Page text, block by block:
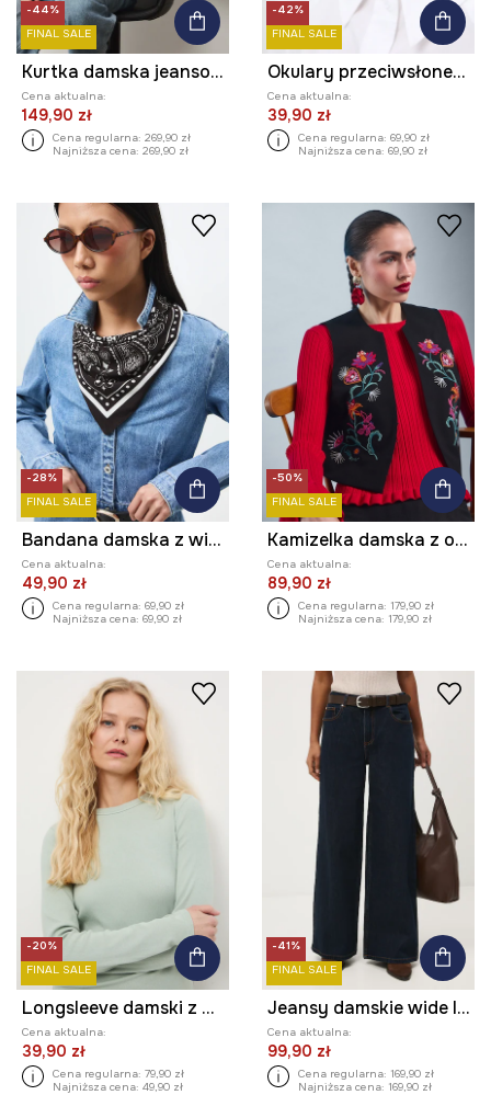
-44%
FINAL SALE
Kurtka damska jeansowa
Cena aktualna:
149,90 zł
Cena regularna: 269,90 zł
Najniższa cena: 269,90 zł
-42%
FINAL SALE
Okulary przeciwsłoneczne kocie oczy damskie
Cena aktualna:
39,90 zł
Cena regularna: 69,90 zł
Najniższa cena: 69,90 zł
-28%
FINAL SALE
Bandana damska z wiskozy wzorzysta
Cena aktualna:
49,90 zł
Cena regularna: 69,90 zł
Najniższa cena: 69,90 zł
-50%
FINAL SALE
Kamizelka damska z ozdobnym haftem
Cena aktualna:
89,90 zł
Cena regularna: 179,90 zł
Najniższa cena: 179,90 zł
-20%
FINAL SALE
Longsleeve damski z modalem
Cena aktualna:
39,90 zł
Cena regularna: 79,90 zł
Najniższa cena: 49,90 zł
-41%
FINAL SALE
Jeansy damskie wide leg gładkie
Cena aktualna:
99,90 zł
Cena regularna: 169,90 zł
Najniższa cena: 169,90 zł